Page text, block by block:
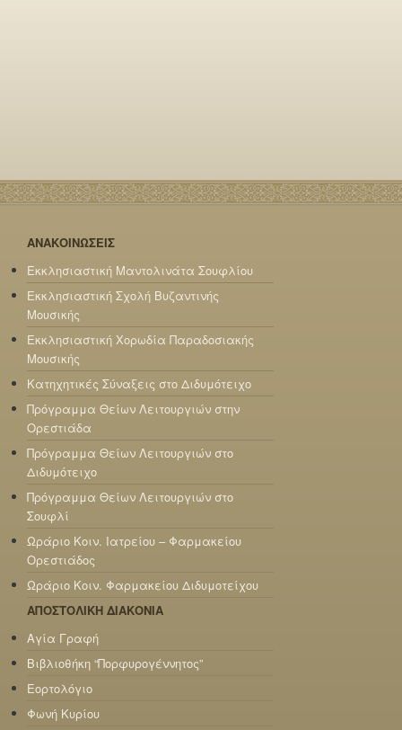
ΑΝΑΚΟΙΝΩΣΕΙΣ
Εκκλησιαστική Μαντολινάτα Σουφλίου
Εκκλησιαστική Σχολή Βυζαντινής
Μουσικής
Εκκλησιαστική Χορωδία Παραδοσιακής
Μουσικής
Κατηχητικές Σύναξεις στο Διδυμότειχο
Πρόγραμμα Θείων Λειτουργιών στην
Ορεστιάδα
Πρόγραμμα Θείων Λειτουργιών στο
Διδυμότειχο
Πρόγραμμα Θείων Λειτουργιών στο
Σουφλί
Ωράριο Κοιν. Ιατρείου – Φαρμακείου
Ορεστιάδος
Ωράριο Κοιν. Φαρμακείου Διδυμοτείχου
ΑΠΟΣΤΟΛΙΚΗ ΔΙΑΚΟΝΙΑ
Αγία Γραφή
Βιβλιοθήκη “Πορφυρογέννητος”
Εορτολόγιο
Φωνή Κυρίου